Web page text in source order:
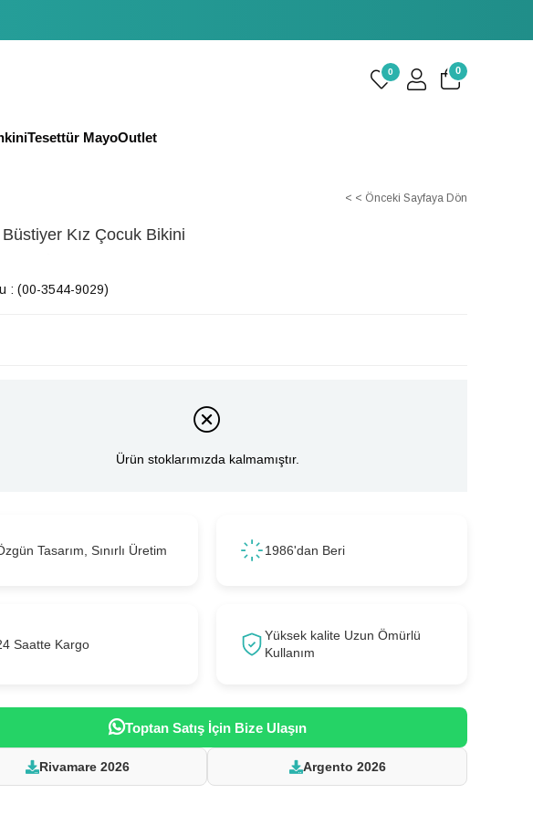
0 0
Tesettür MayoOutlet
< < Önceki Sayfaya Dön
Kız Çocuk Bikini
(00-3544-9029)
Ürün stoklarımızda kalmamıştır.
Tasarım, Sınırlı Üretim 1986'dan Beri
Saatte Kargo
Yüksek kalite Uzun Ömürlü
Kullanım
Toptan Satış İçin Bize Ulaşın
Rivamare 2026 Argento 2026